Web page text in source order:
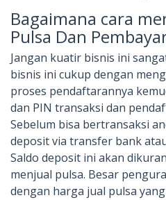
Bagaimana cara
Pulsa Dan
Jangan kuatir bisnis ini
bisnis ini cukup dengan
proses pendaftarannya
dan PIN transaksi dan
Sebelum bisa bertransaksi
deposit via transfer bank
Saldo deposit ini akan
menjual pulsa. Besar
dengan harga jual pulsa